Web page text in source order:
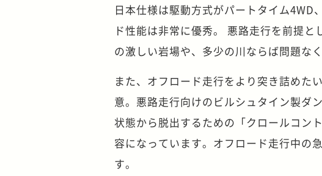
日本仕様は駆動方式がパートタイム
ド性能は非常に優秀。 悪路走行を前提
の激しい岩場や、多少の川ならば問題な
また、オフロード走行をより突き詰めた
意。悪路走行向けのビルシュタイン製ダ
状態から脱出するための「クロールコン
容になっています。オフロード走行中の
す。